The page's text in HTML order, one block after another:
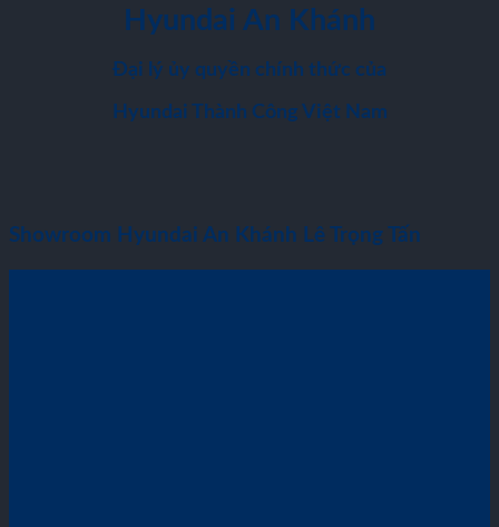
Hyundai An Khánh
Đại lý ủy quyền chính thức của
Hyundai Thành Công Việt Nam
Showroom Hyundai An Khánh Lê Trọng Tấn